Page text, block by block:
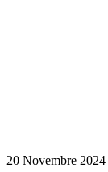
20 Novembre 2024